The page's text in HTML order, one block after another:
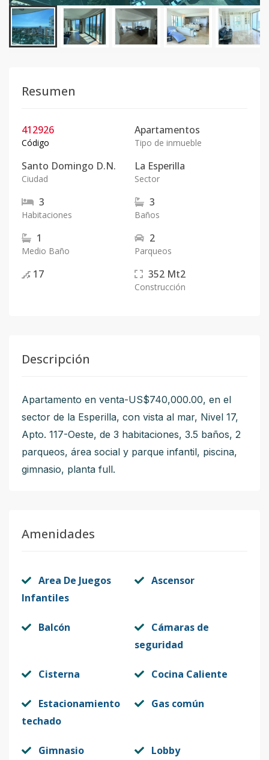
Resumen
412926
Código
Apartamentos
Tipo de inmueble
Santo Domingo D.N.
Ciudad
La Esperilla
Sector
3
Habitaciones
3
Baños
1
Medio Baño
2
Parqueos
17 352 Mt2
Construcción
Descripción
Apartamento en venta-US$740,000.00, en el
sector de la Esperilla, con vista al mar, Nivel 17,
Apto. 117-Oeste, de 3 habitaciones, 3.5 baños, 2
parqueos, área social y parque infantil, piscina,
gimnasio, planta full.
Amenidades
Area De Juegos
Infantiles
Ascensor
Balcón
Cámaras de
seguridad
Cisterna Cocina Caliente
Estacionamiento
techado
Gas común
Gimnasio Lobby